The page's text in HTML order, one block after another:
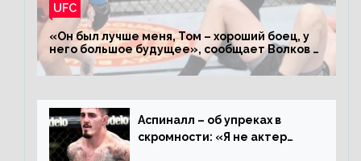
UFC
«Он был лучше меня, Том – хороший боец, у
него большое будущее», сообщает Волков –
о поражении Аспиналлу
Аспиналл – об упреках в
скромности: «Я не актер